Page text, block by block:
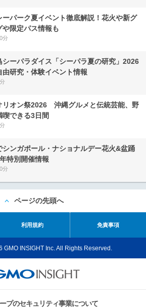
ーパーク夏イベント徹底解説！花火や新グ
や限定パス情報も
分
シーパラダイス「シーパラ夏の研究」2026
由研究・体験イベント情報
リオン祭2026 沖縄グルメと伝統芸能、野
できる3日間
シンガポール・ナショナルデー花火&盆踊
特別開催情報
分
ページの先頭へ
利用規約 免責事項
INSIGHT Inc. All Rights Reserved.
プのセキュリティ事業について